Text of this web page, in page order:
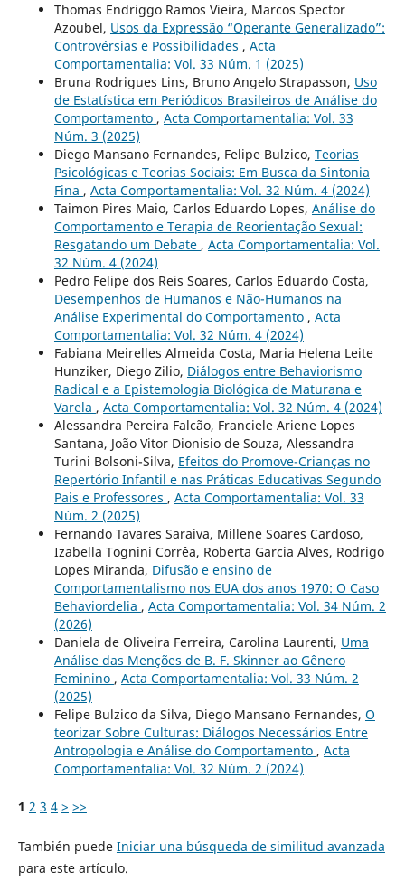
Thomas Endriggo Ramos Vieira, Marcos Spector
Azoubel, Usos da Expressão “Operante Generalizado”:
Controvérsias e Possibilidades , Acta
Comportamentalia: Vol. 33 Núm. 1 (2025)
Bruna Rodrigues Lins, Bruno Angelo Strapasson, Uso
de Estatística em Periódicos Brasileiros de Análise do
Comportamento , Acta Comportamentalia: Vol. 33
Núm. 3 (2025)
Diego Mansano Fernandes, Felipe Bulzico, Teorias
Psicológicas e Teorias Sociais: Em Busca da Sintonia
Fina , Acta Comportamentalia: Vol. 32 Núm. 4 (2024)
Taimon Pires Maio, Carlos Eduardo Lopes, Análise do
Comportamento e Terapia de Reorientação Sexual:
Resgatando um Debate , Acta Comportamentalia: Vol.
32 Núm. 4 (2024)
Pedro Felipe dos Reis Soares, Carlos Eduardo Costa,
Desempenhos de Humanos e Não-Humanos na
Análise Experimental do Comportamento , Acta
Comportamentalia: Vol. 32 Núm. 4 (2024)
Fabiana Meirelles Almeida Costa, Maria Helena Leite
Hunziker, Diego Zilio, Diálogos entre Behaviorismo
Radical e a Epistemologia Biológica de Maturana e
Varela , Acta Comportamentalia: Vol. 32 Núm. 4 (2024)
Alessandra Pereira Falcão, Franciele Ariene Lopes
Santana, João Vitor Dionisio de Souza, Alessandra
Turini Bolsoni-Silva, Efeitos do Promove-Crianças no
Repertório Infantil e nas Práticas Educativas Segundo
Pais e Professores , Acta Comportamentalia: Vol. 33
Núm. 2 (2025)
Fernando Tavares Saraiva, Millene Soares Cardoso,
Izabella Tognini Corrêa, Roberta Garcia Alves, Rodrigo
Lopes Miranda, Difusão e ensino de
Comportamentalismo nos EUA dos anos 1970: O Caso
Behaviordelia , Acta Comportamentalia: Vol. 34 Núm. 2
(2026)
Daniela de Oliveira Ferreira, Carolina Laurenti, Uma
Análise das Menções de B. F. Skinner ao Gênero
Feminino , Acta Comportamentalia: Vol. 33 Núm. 2
(2025)
Felipe Bulzico da Silva, Diego Mansano Fernandes, O
teorizar Sobre Culturas: Diálogos Necessários Entre
Antropologia e Análise do Comportamento , Acta
Comportamentalia: Vol. 32 Núm. 2 (2024)
1 2 3 4 > >>
También puede Iniciar una búsqueda de similitud avanzada
para este artículo.